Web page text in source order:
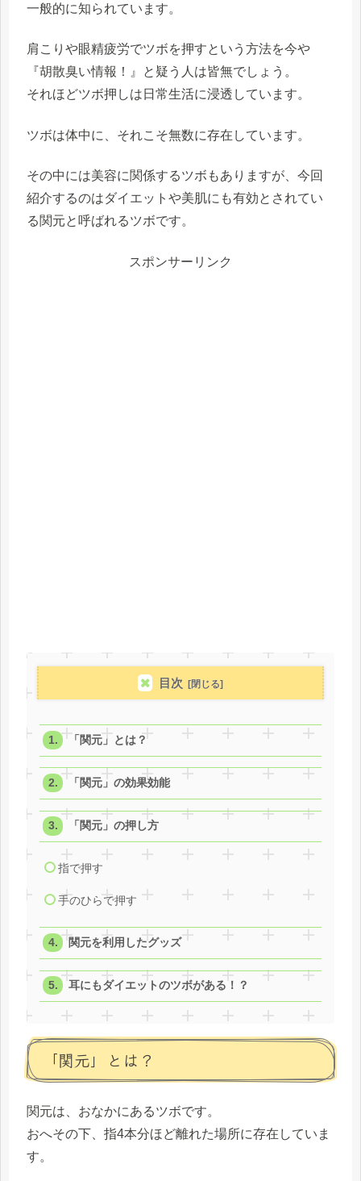
一般的に知られています。
肩こりや眼精疲労でツボを押すという方法を今や
『胡散臭い情報！』と疑う人は皆無でしょう。
それほどツボ押しは日常生活に浸透しています。
ツボは体中に、それこそ無数に存在しています。
その中には美容に関係するツボもありますが、今回
紹介するのはダイエットや美肌にも有効とされてい
る関元と呼ばれるツボです。
スポンサーリンク
目次
「関元」とは？
「関元」の効果効能
「関元」の押し方
指で押す
手のひらで押す
関元を利用したグッズ
耳にもダイエットのツボがある！？
「関元」とは？
関元は、おなかにあるツボです。
おへその下、指4本分ほど離れた場所に存在していま
す。